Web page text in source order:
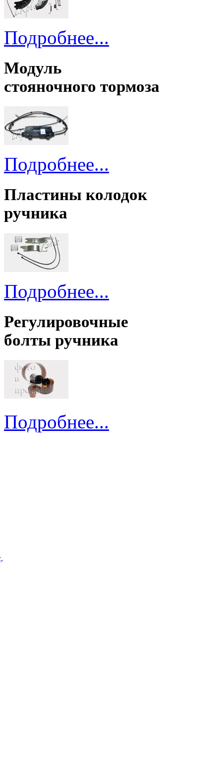
Подробнее...
Модуль
стояночного тормоза
Подробнее...
Пластины колодок
ручника
Подробнее...
Регулировочные
болты ручника
Подробнее...